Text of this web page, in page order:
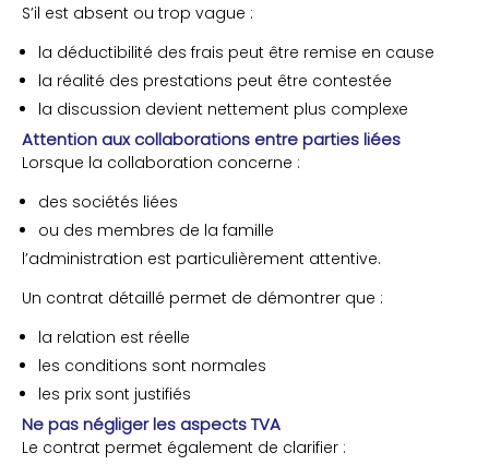
S’il est absent ou trop vague :
la déductibilité des frais peut être remise en cause
la réalité des prestations peut être contestée
la discussion devient nettement plus complexe
Attention aux collaborations entre parties liées
Lorsque la collaboration concerne :
des sociétés liées
ou des membres de la famille
l’administration est particulièrement attentive.
Un contrat détaillé permet de démontrer que :
la relation est réelle
les conditions sont normales
les prix sont justifiés
Ne pas négliger les aspects TVA
Le contrat permet également de clarifier :